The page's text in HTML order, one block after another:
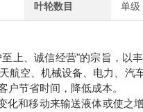
叶轮数目 单级
上、诚信经营"的宗旨，以
航空、机械设备、电力、汽
户节省时间，降低成本。
和移动来输送液体或使之